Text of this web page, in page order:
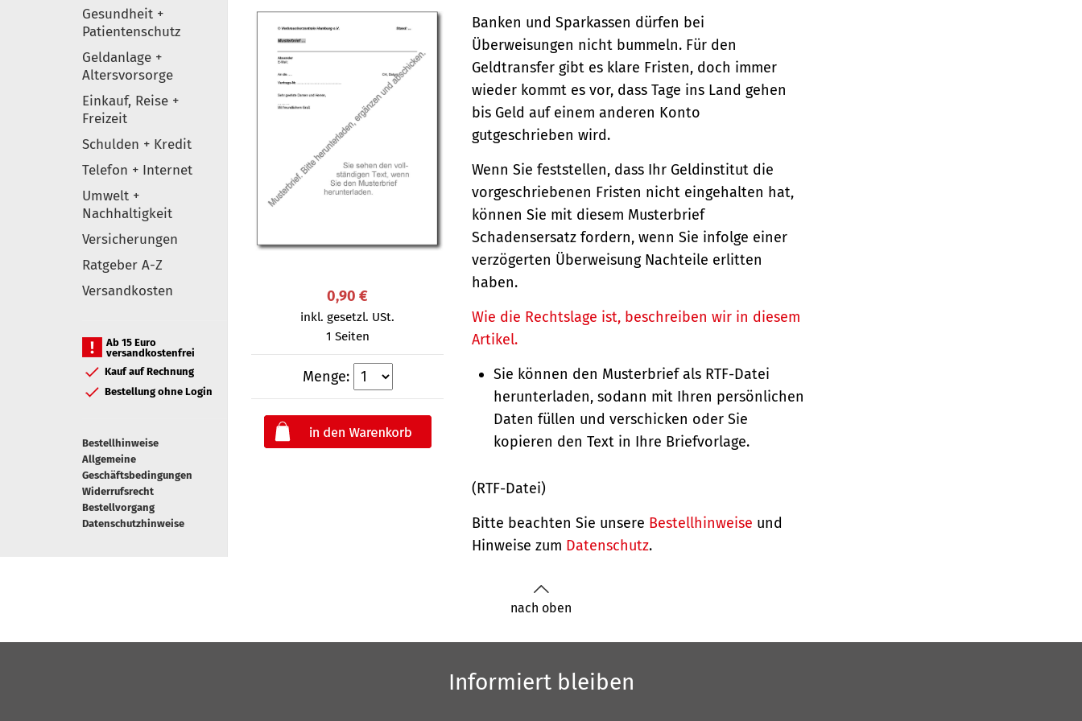
Gesundheit +
Patientenschutz
Geldanlage +
Altersvorsorge
Einkauf, Reise +
Freizeit
Schulden + Kredit
Telefon + Internet
Umwelt +
Nachhaltigkeit
Versicherungen
Ratgeber A-Z
Versandkosten
Ab 15 Euro
versandkostenfrei
Kauf auf Rechnung
Bestellung ohne Login
Bestellhinweise
Allgemeine
Geschäftsbedingungen
Widerrufsrecht
Bestellvorgang
Datenschutzhinweise
0,90 €
inkl. gesetzl. USt.
1 Seiten
Menge:
Banken und Sparkassen dürfen bei
Überweisungen nicht bummeln. Für den
Geldtransfer gibt es klare Fristen, doch immer
wieder kommt es vor, dass Tage ins Land gehen
bis Geld auf einem anderen Konto
gutgeschrieben wird.
Wenn Sie feststellen, dass Ihr Geldinstitut die
vorgeschriebenen Fristen nicht eingehalten hat,
können Sie mit diesem Musterbrief
Schadensersatz fordern, wenn Sie infolge einer
verzögerten Überweisung Nachteile erlitten
haben.
Wie die Rechtslage ist, beschreiben wir in diesem
Artikel.
Sie können den Musterbrief als RTF-Datei
herunterladen, sodann mit Ihren persönlichen
Daten füllen und verschicken oder Sie
kopieren den Text in Ihre Briefvorlage.
(RTF-Datei)
Bitte beachten Sie unsere Bestellhinweise und
Hinweise zum Datenschutz.
nach oben
Informiert bleiben